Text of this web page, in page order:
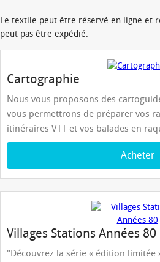
Le textile peut être réservé en ligne et
peut pas être expédié.
Cartographie
Nous vous proposons des
vous permettrons de préparer vos
itinéraires VTT et vos balades en
Acheter
Villages Stations Années 80
"Découvrez la série « édition limitée